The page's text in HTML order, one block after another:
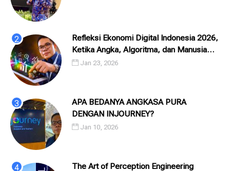
Refleksi Ekonomi Digital Indonesia 2026,
Ketika Angka, Algoritma, dan Manusia
Saling Menatap
Jan 23, 2026
APA BEDANYA ANGKASA PURA
DENGAN INJOURNEY?
Jan 10, 2026
The Art of Perception Engineering